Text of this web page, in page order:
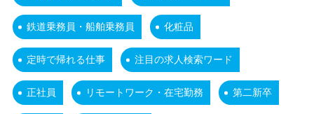
鉄道乗務員・船舶乗務員 化粧品
定時で帰れる仕事 注目の求人検索ワード
正社員 リモートワーク・在宅勤務 第二新卒